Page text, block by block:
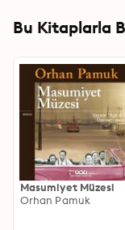
Bu Kitaplarla
Masumiyet Müzesi
Orhan Pamuk